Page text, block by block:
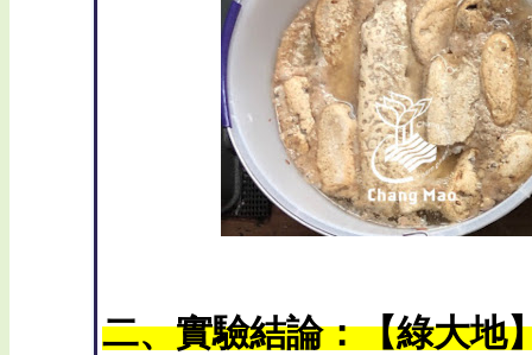
二、實驗結論：【綠大地